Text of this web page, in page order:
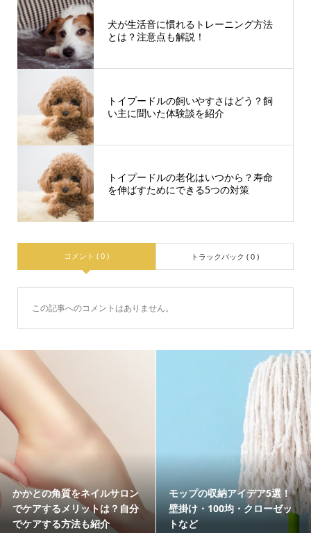
犬が生活音に慣れるトレーニング方法
とは？注意点も解説！
トイプードルの飼いやすさはどう？飼
い主に聞いた体験談を紹介
トイプードルの老化はいつから？寿命
を伸ばすためにできる5つの対策
コメント ( 0 ) トラックバック ( 0 )
この記事へのコメントはありません。
かかとの角質をネイルサロン
でケアするメリットは？自分
でケアする方法も紹介
モップの収納アイデア5選！
壁掛け・100均・クローゼッ
トなど